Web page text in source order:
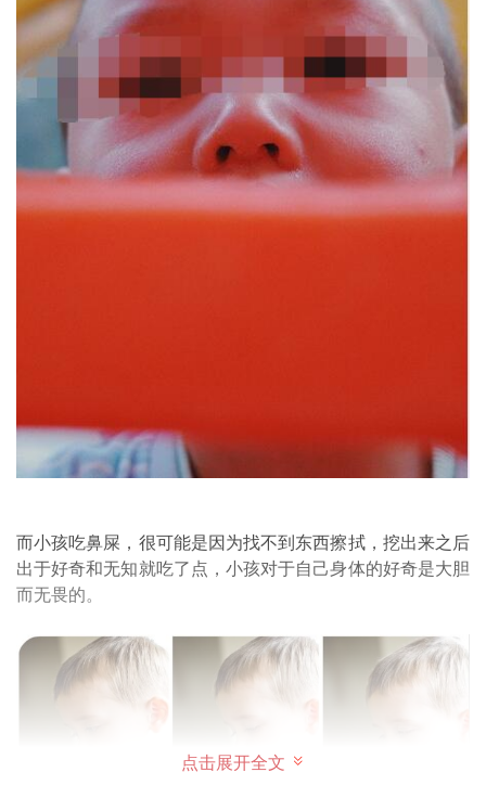
而小孩吃鼻屎，很可能是因为找不到东西擦拭，挖出来之后
出于好奇和无知就吃了点，小孩对于自己身体的好奇是大胆
而无畏的。
点击展开全文